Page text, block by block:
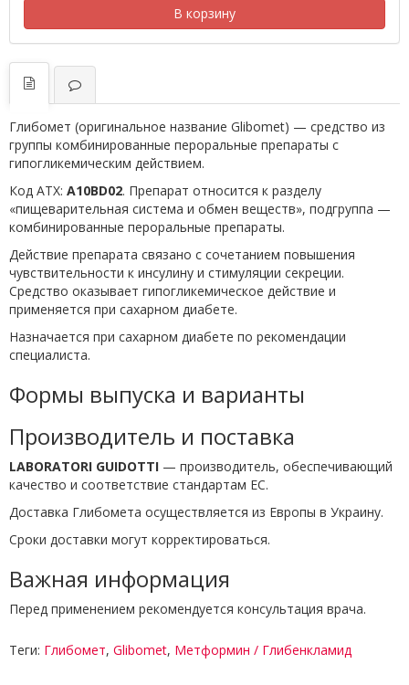
В корзину
Глибомет (оригинальное название Glibomet) — средство из
группы комбинированные пероральные препараты с
гипогликемическим действием.
Код АТХ: A10BD02. Препарат относится к разделу
«пищеварительная система и обмен веществ», подгруппа —
комбинированные пероральные препараты.
Действие препарата связано с сочетанием повышения
чувствительности к инсулину и стимуляции секреции.
Средство оказывает гипогликемическое действие и
применяется при сахарном диабете.
Назначается при сахарном диабете по рекомендации
специалиста.
Формы выпуска и варианты
Производитель и поставка
LABORATORI GUIDOTTI — производитель, обеспечивающий
качество и соответствие стандартам ЕС.
Доставка Глибомета осуществляется из Европы в Украину.
Сроки доставки могут корректироваться.
Важная информация
Перед применением рекомендуется консультация врача.
Теги: Глибомет, Glibomet, Метформин / Глибенкламид